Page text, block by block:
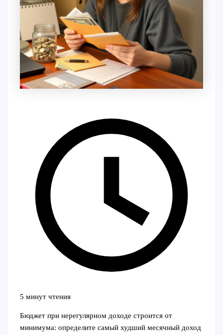
5 минут чтения
Бюджет при нерегулярном доходе строится от
минимума: определите самый худший месячный доход